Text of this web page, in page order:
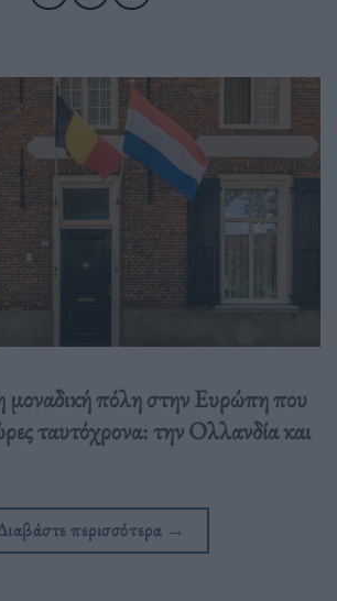
μοναδική πόλη στην Ευρώπη που
ταυτόχρονα: την Ολλανδία και
περισσότερα →